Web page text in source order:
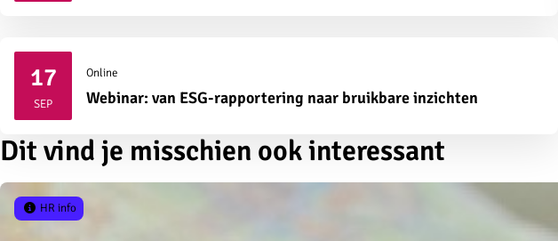
17
SEP2026
Online
Webinar: van ESG-rapportering naar bruikbare inzichten
Dit vind je misschien ook interessant
HR info